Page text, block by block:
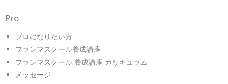
Pro
プロになりたい方
フランマスクール養成講座
フランマスクール 養成講座 カリキュラム
メッセージ